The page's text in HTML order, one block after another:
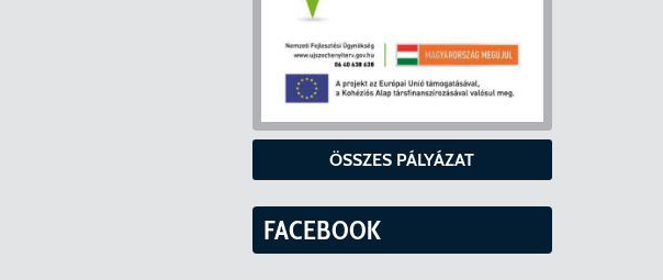
ÖSSZES PÁLYÁZAT
FACEBOOK